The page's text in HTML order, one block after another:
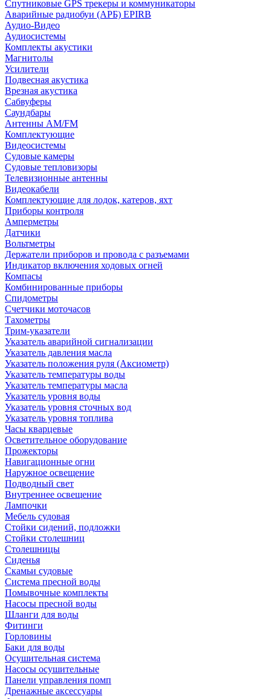
Спутниковые GPS трекеры и коммуникаторы
Аварийные радиобуи (АРБ) EPIRB
Аудио-Видео
Аудиосистемы
Комплекты акустики
Магнитолы
Усилители
Подвесная акустика
Врезная акустика
Сабвуферы
Саундбары
Антенны AM/FM
Комплектующие
Видеосистемы
Судовые камеры
Cудовые тепловизоры
Телевизионные антенны
Видеокабели
Комплектующие для лодок, катеров, яхт
Приборы контроля
Амперметры
Датчики
Вольтметры
Держатели приборов и провода с разъемами
Индикатор включения ходовых огней
Компасы
Комбинированные приборы
Спидометры
Счетчики моточасов
Тахометры
Трим-указатели
Указатель аварийной сигнализации
Указатель давления масла
Указатель положения руля (Аксиометр)
Указатель температуры воды
Указатель температуры масла
Указатель уровня воды
Указатель уровня сточных вод
Указатель уровня топлива
Часы кварцевые
Осветительное оборудование
Прожекторы
Навигационные огни
Наружное освещение
Подводный свет
Внутреннее освещение
Лампочки
Мебель судовая
Стойки сидений, подложки
Стойки столешниц
Столешницы
Сиденья
Скамьи судовые
Система пресной воды
Помывочные комплекты
Насосы пресной воды
Шланги для воды
Фитинги
Горловины
Баки для воды
Осушительная система
Насосы осушительные
Панели управления помп
Дренажные аксессуары